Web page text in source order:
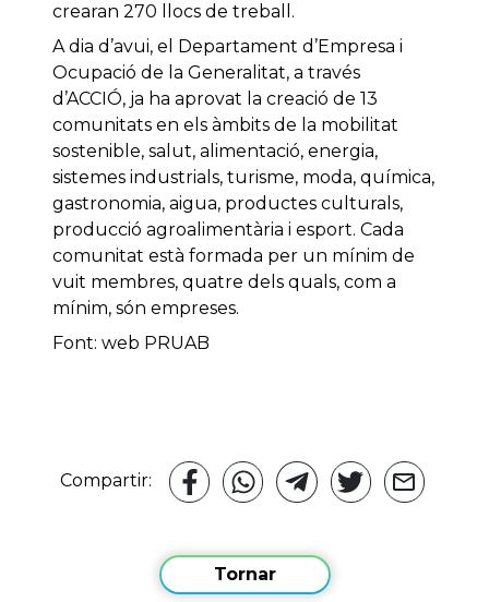
crearan 270 llocs de treball.
A dia d’avui, el Departament d’Empresa i
Ocupació de la Generalitat, a través
d’ACCIÓ, ja ha aprovat la creació de 13
comunitats en els àmbits de la mobilitat
sostenible, salut, alimentació, energia,
sistemes industrials, turisme, moda, química,
gastronomia, aigua, productes culturals,
producció agroalimentària i esport. Cada
comunitat està formada per un mínim de
vuit membres, quatre dels quals, com a
mínim, són empreses.
Font: web PRUAB
Compartir:
Tornar